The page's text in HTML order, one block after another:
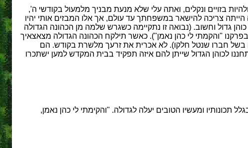
בזויים ונקלים, ואתה עלי שלא מנעת מבניך מלמעול בקודשי ה',
צריכה להישאר במשפחתך עד עולם, אך אלו המבזים אותי יהיו
גדול וחשוב. (נבואה זו נתקיימה כשגרש שלמה מן הכהונה הגדולה
"והקמתי לי כהן נאמן"). כאשר תילקח הכהונה הגדולה מצאצאיך
בשל חברו שנטל חלקו). לא אכרית את זרעך מלשרת בקודש. הם
לכוהן הגדול שייתן להם איזה תפקיד בבית המקדש למען ישתכרו
ומעשיו הטובים יעלה לגדולה. "והקימתי לי כהן נאמן,